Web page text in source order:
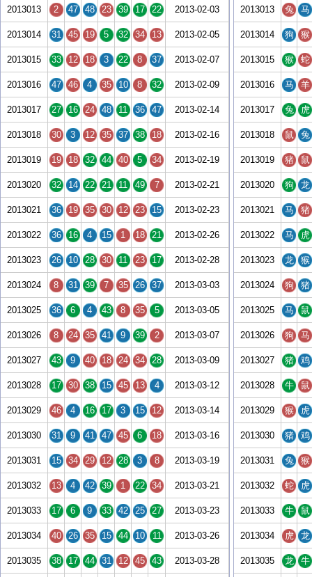
2013013 2 47 48 23 39 17 22 2013-02-03
2013014 31 45 19 5 32 34 13 2013-02-05
2013015 33 12 18 3 22 8 37 2013-02-07
2013016 47 46 4 35 10 8 32 2013-02-09
2013017 27 16 24 48 11 36 47 2013-02-14
2013018 30 3 12 35 37 38 18 2013-02-16
2013019 19 18 32 44 40 5 34 2013-02-19
2013020 32 14 22 21 11 49 7 2013-02-21
2013021 36 19 35 30 12 23 15 2013-02-23
2013022 36 16 4 15 1 18 21 2013-02-26
2013023 26 10 28 30 11 23 17 2013-02-28
2013024 8 31 39 7 35 26 37 2013-03-03
2013025 36 6 4 43 8 35 5 2013-03-05
2013026 8 24 35 41 9 39 2 2013-03-07
2013027 43 9 40 18 24 34 28 2013-03-09
2013028 17 30 38 15 45 13 4 2013-03-12
2013029 46 4 16 17 3 15 12 2013-03-14
2013030 31 9 41 47 45 6 18 2013-03-16
2013031 15 34 29 12 28 3 8 2013-03-19
2013032 13 4 42 39 1 22 34 2013-03-21
2013033 17 6 9 33 42 25 27 2013-03-23
2013034 40 26 35 15 44 10 11 2013-03-26
2013035 38 17 44 31 12 45 43 2013-03-28
2013013 兔 马
2013014 狗 猴
2013015 猴 蛇
2013016 马 羊
2013017 兔 虎
2013018 鼠 兔
2013019 猪 鼠
2013020 狗 龙
2013021 马 猪
2013022 马 虎
2013023 龙 猴
2013024 狗 猪
2013025 马 鼠
2013026 狗 马
2013027 猪 鸡
2013028 牛 鼠
2013029 猴 虎
2013030 猪 鸡
2013031 兔 猴
2013032 蛇 虎
2013033 牛 鼠
2013034 虎 龙
2013035 龙 牛